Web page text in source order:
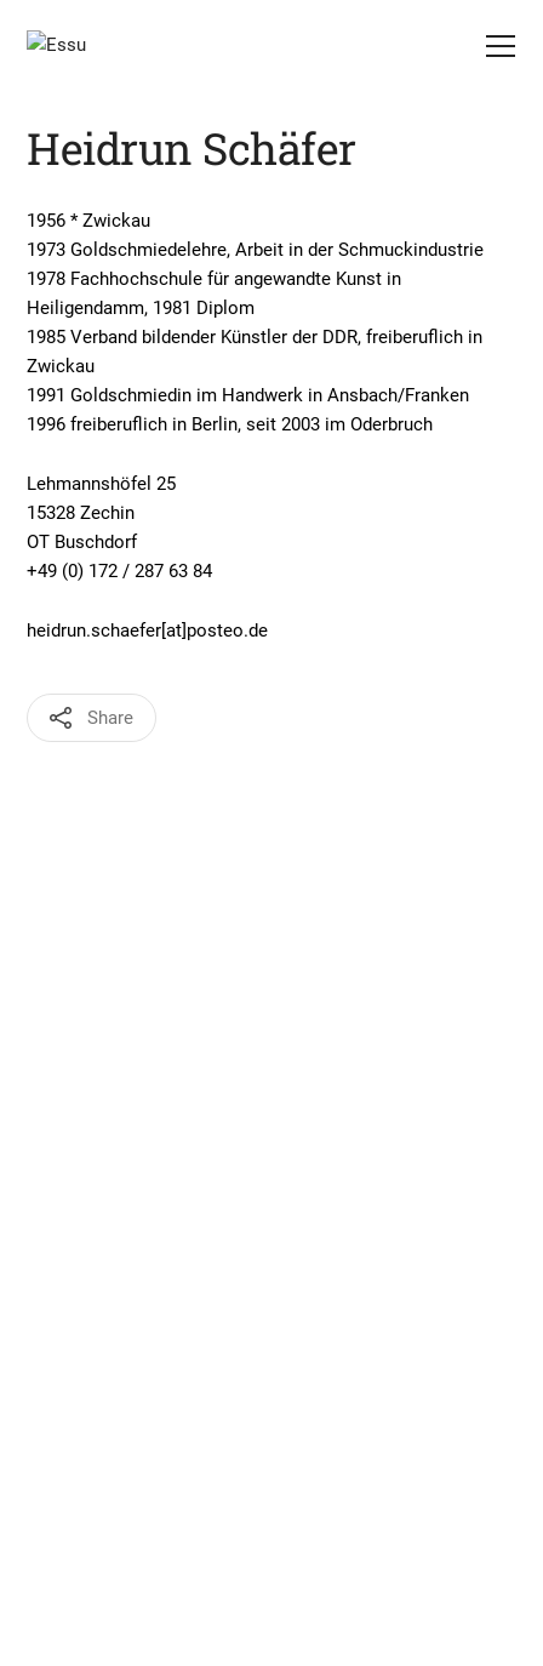
Heidrun Schäfer
1956 * Zwickau
1973 Goldschmiedelehre, Arbeit in der Schmuckindustrie
1978 Fachhochschule für angewandte Kunst in
Heiligendamm, 1981 Diplom
1985 Verband bildender Künstler der DDR, freiberuflich in
Zwickau
1991 Goldschmiedin im Handwerk in Ansbach/Franken
1996 freiberuflich in Berlin, seit 2003 im Oderbruch
Lehmannshöfel 25
15328 Zechin
OT Buschdorf
+49 (0) 172 / 287 63 84
heidrun.schaefer[at]posteo.de
Share